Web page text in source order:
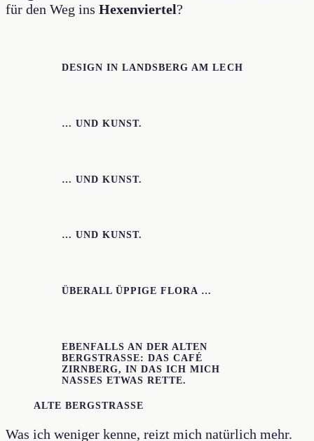
für den Weg ins Hexenviertel?
DESIGN IN LANDSBERG AM LECH
… UND KUNST.
… UND KUNST.
… UND KUNST.
ÜBERALL ÜPPIGE FLORA …
EBENFALLS AN DER ALTEN
BERGSTRASSE: DAS CAFÉ Z
IRNBERG, IN DAS ICH MICH N
ASSES ETWAS RETTE.
ALTE BERGSTRASSE
Was ich weniger kenne, reizt mich natürlich mehr.